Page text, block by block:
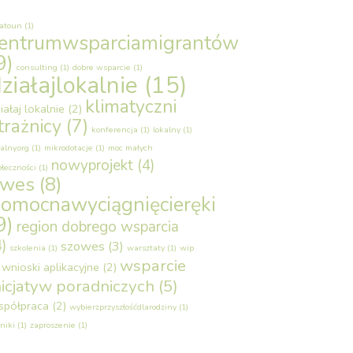
(1)
consulting (1) dobre wsparcie (1)
(15)
lokalnie (2) klimatyczni
(7) konferencja (1) lokalny (1)
(1) mikrodotacje (1) moc małych
(1) nowyprojekt (4)
(8)
region dobrego wsparcia
szkolenia (1) szowes (3) warsztaty (1) wip
wnioski aplikacyjne (2) wsparcie
poradniczych (5)
(2) wybierzprzyszłośćdlarodziny (1)
(1) zaproszenie (1)